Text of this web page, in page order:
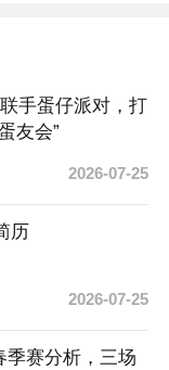
手蛋仔派对，打
友会”
2026-07-25
历
2026-07-25
季赛分析，三场